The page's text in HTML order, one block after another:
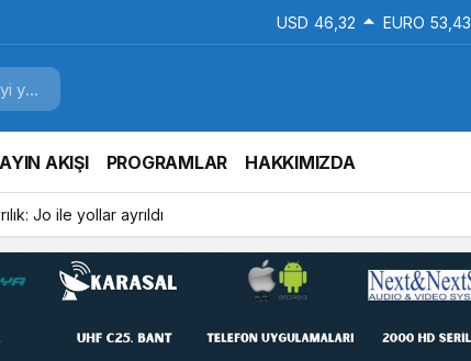
USD 46,32 EURO 53,43
AKIŞI PROGRAMLAR HAKKIMIZDA
Kocaeli İl Başkanlığına Yetkilendirildi